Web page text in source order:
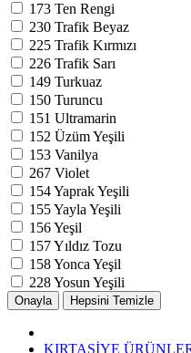
173 Ten Rengi
230 Trafik Beyaz
225 Trafik Kırmızı
226 Trafik Sarı
149 Turkuaz
150 Turuncu
151 Ultramarin
152 Üzüm Yeşili
153 Vanilya
267 Violet
154Yaprak Yeşili
155Yayla Yeşili
156Yeşil
157Yıldız Tozu
158Yonca Yeşil
228Yosun Yeşili
KIRTASİYE